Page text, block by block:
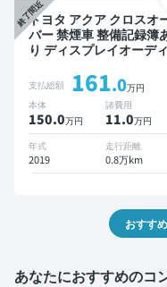
終了間近
トヨタ アクア クロスオ
バー 禁煙車 整備記録簿
り ディスプレイオーデ
トキー ETC バックモニタ
ー ドライブレコーダー 衝
突軽減
支払総額 161.0万円
本体
150.0万円
諸費用
11.0万円
年式
2019
走行距離
0.8万km
おすす
あなたにおすすめのコ